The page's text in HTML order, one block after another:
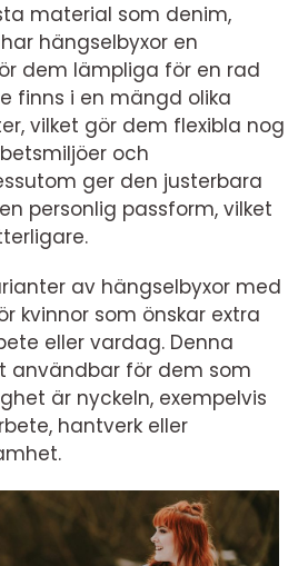
material som denim,
hängselbyxor en
dem lämpliga för en rad
finns i en mängd olika
vilket gör dem flexibla nog
och
ger den justerbara
personlig passform, vilket
av hängselbyxor med
kvinnor som önskar extra
eller vardag. Denna
användbar för dem som
är nyckeln, exempelvis
hantverk eller